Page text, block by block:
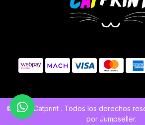
© 2026 Catprint . Todos los derechos
por Jumpseller.